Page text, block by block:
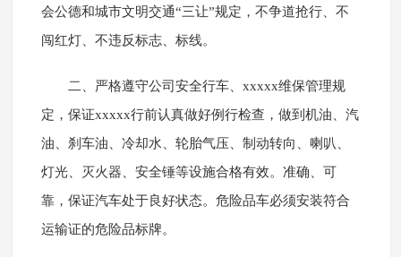
会公德和城市文明交通“三让”规定，不争道抢行、不
闯红灯、不违反标志、标线。
二、严格遵守公司安全行车、xxxxx维保管理规
定，保证xxxxx行前认真做好例行检查，做到机油、汽
油、刹车油、冷却水、轮胎气压、制动转向、喇叭、
灯光、灭火器、安全锤等设施合格有效。准确、可
靠，保证汽车处于良好状态。危险品车必须安装符合
运输证的危险品标牌。